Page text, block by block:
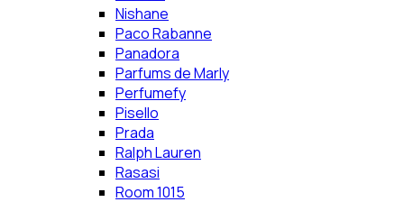
Nishane
Paco Rabanne
Panadora
Parfums de Marly
Perfumefy
Pisello
Prada
Ralph Lauren
Rasasi
Room 1015